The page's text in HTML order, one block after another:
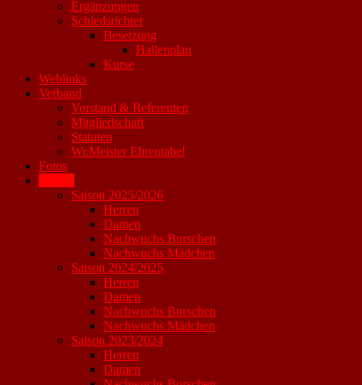
Ergänzungen
Schiedsrichter
Besetzung
Hallenplan
Kurse
Weblinks
Verband
Vorstand & Referenten
Mitgliedschaft
Statuten
Wr.Meister Ehrentabel
Fotos
Saison 2025/2026
Herren
Damen
Nachwuchs Burschen
Nachwuchs Mädchen
Saison 2024/2025
Herren
Damen
Nachwuchs Burschen
Nachwuchs Mädchen
Saison 2023/2024
Herren
Damen